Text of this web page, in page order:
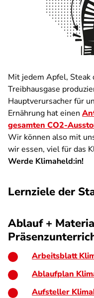
Mit jedem Apfel, Steak
Treibhausgase
Hauptverursacher für
Ernährung hat einen
gesamten CO2-
Wir können also mit
wir essen, viel für das
Werde Klimaheld:in!
Lernziele der
Ablauf +
Arbeitsblatt
Ablaufplan
Aufsteller